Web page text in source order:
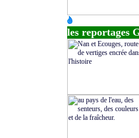
les reportages